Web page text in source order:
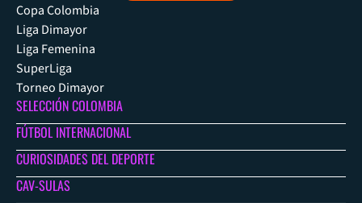
Copa Colombia
Liga Dimayor
Liga Femenina
SuperLiga
Torneo Dimayor
SELECCIÓN COLOMBIA
FÚTBOL INTERNACIONAL
CURIOSIDADES DEL DEPORTE
CAV-SULAS